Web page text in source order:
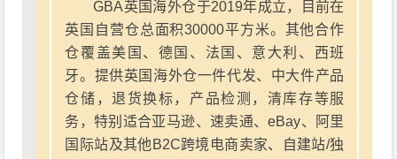
GBA英国海外仓于2019年成立，目前在
英国自营仓总面积30000平方米。其他合作
仓覆盖美国、德国、法国、意大利、西班
牙。提供英国海外仓一件代发、中大件产品
仓储，退货换标，产品检测，清库存等服
务，特别适合亚马逊、速卖通、eBay、阿里
国际站及其他B2C跨境电商卖家、自建站/独